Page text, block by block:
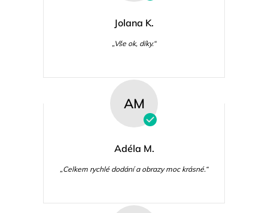
Jolana K.
„Vše ok, díky.“
AM
Adéla M.
„Celkem rychlé dodání a obrazy moc krásné.“